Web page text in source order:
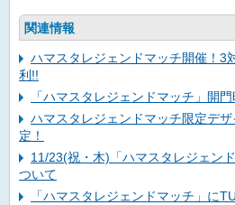
関連情報
ハマスタレジェンドマッチ開催！3
利!!
「ハマスタレジェンドマッチ」開
ハマスタレジェンドマッチ限定デ
定！
11/23(祝・木)「ハマスタレジェン
ついて
「ハマスタレジェンドマッチ」に